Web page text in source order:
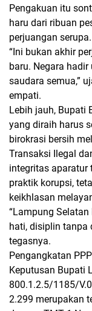
Pengakuan itu
haru dari ribuan
perjuangan serupa.
“Ini bukan akhir
baru. Negara
saudara semua,”
empati.
Lebih jauh, Bupati
yang diraih harus
birokrasi bersih
Transaksi Ilegal
integritas aparatur
praktik korupsi,
keikhlasan
“Lampung
hati, disiplin tanpa
tegasnya.
Pengangkatan
Keputusan Bupati
800.1.2.5/1185/
2.299 merupakan